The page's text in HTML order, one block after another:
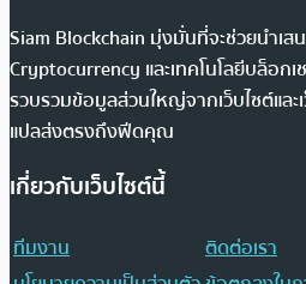
Siam Blockchain มุ่งมั่นที่จะช่วยนำเส
Cryptocurrency และเทคโนโลยีบล็อก
รวบรวมข้อมูลส่วนใหญ่จากเว็บไซต์และ
แปลส่งตรงถึงฟีดคุณ
เกี่ยวกับเว็บไซต์นี้
ทีมงาน
ติดต่อเรา